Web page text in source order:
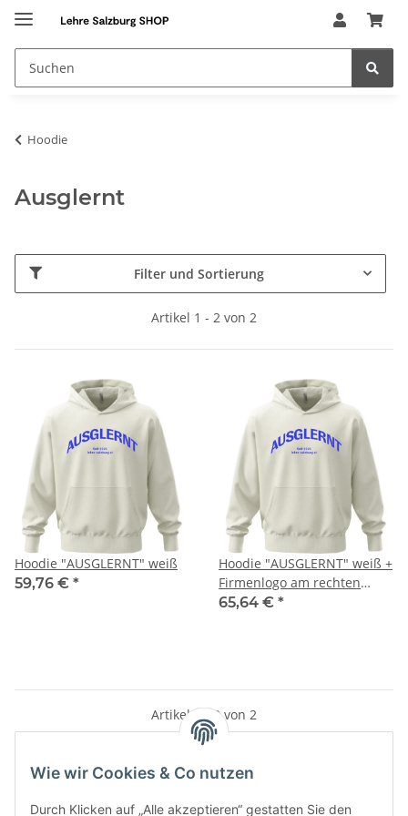
Wie wir Cookies & Co nutzen
Durch Klicken auf „Alle akzeptieren“ gestatten Sie den
Hoodie
Ausglernt
Filter und Sortierung
Artikel 1 - 2 von 2
Hoodie "AUSGLERNT" weiß
59,76 € *
Hoodie "AUSGLERNT" weiß +
Firmenlogo am rechten
Ärmel
65,64 € *
Artikel 1 - 2 von 2
Kategorien